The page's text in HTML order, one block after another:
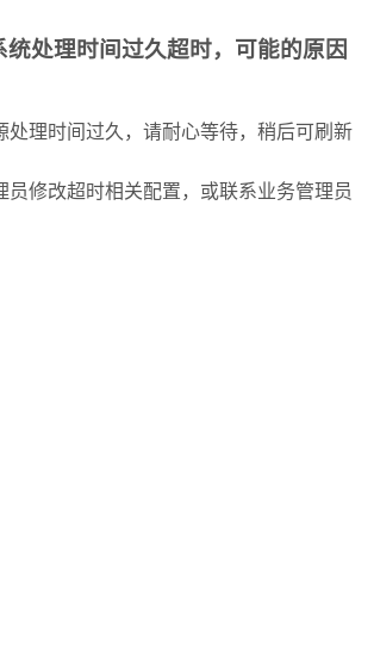
统处理时间过久超时，可能的原因
处理时间过久，请耐心等待，稍后可刷新
员修改超时相关配置，或联系业务管理员